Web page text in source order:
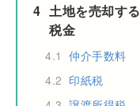
4 土地を売却す
税金
4.1 仲介手数料
4.2 印紙税